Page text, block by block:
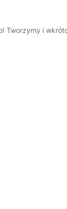
Tworzymy i